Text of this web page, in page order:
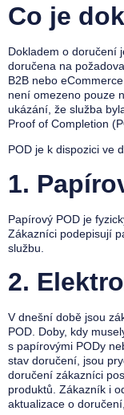
Co je
Dokladem o doručení
doručena na
B2B nebo
není omezeno pouze
ukázání, že služba
Proof of Completion
POD je k dispozici ve
1.
Papírový POD je
Zákazníci podepisují
službu.
2.
V dnešní době jsou
POD. Doby, kdy
s papírovými PODy
stav doručení, jsou
doručení zákazníci
produktů. Zákazník i
aktualizace o